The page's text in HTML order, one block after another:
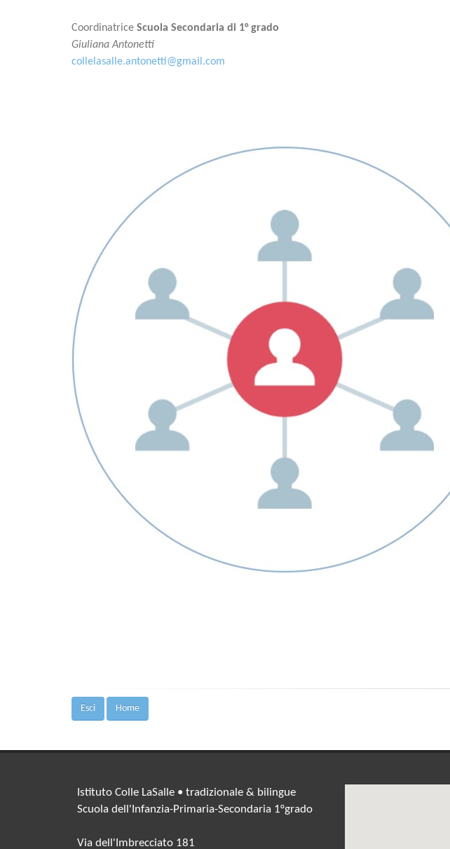
Coordinatrice Scuola Secondaria di 1° grado
Giuliana Antonetti
collelasalle.antonetti@gmail.com
Esci Home
Istituto Colle LaSalle • tradizionale & bilingue
Scuola dell'Infanzia-Primaria-Secondaria 1°grado
Via dell'Imbrecciato 181